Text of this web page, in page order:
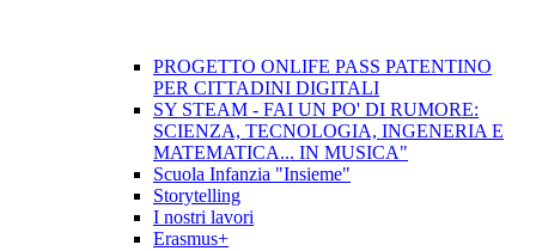
PROGETTO ONLIFE PASS PATENTINO
PER CITTADINI DIGITALI
SY STEAM - FAI UN PO' DI RUMORE:
SCIENZA, TECNOLOGIA, INGENERIA E
MATEMATICA... IN MUSICA"
Scuola Infanzia "Insieme"
Storytelling
I nostri lavori
Erasmus+